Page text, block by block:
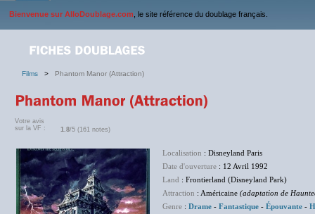
Bienvenue sur AlloDoublage.com , le site référence du doublage français.
Films > Phantom Manor (Attraction)
Votre avis
sur la VF :
1.8/5 (161 notes)
Localisation : Disneyland Paris
Date d'ouverture : 12 Avril 1992
Land : Frontierland (Disneyland Park)
Attraction : Américaine (adaptation de
Genre : Drame - Fantastique - Épouvante -